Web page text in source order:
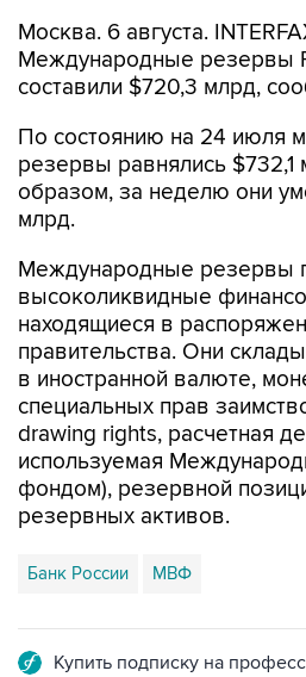
Москва. 6 августа.
Международные резервы
составили $720,3 млрд,
По состоянию на 24 июля
резервы равнялись $732,1
образом, за неделю они
млрд.
Международные резервы
высоколиквидные
находящиеся в
правительства. Они
в иностранной валюте,
специальных прав
drawing rights, расчетная
используемая
фондом), резервной
резервных активов.
Банк России МВФ
Купить подписку на